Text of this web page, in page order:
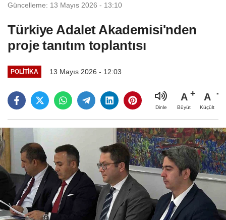
Güncelleme: 13 Mayıs 2026 - 13:10
Türkiye Adalet Akademisi'nden
proje tanıtım toplantısı
POLITIKA 13 Mayıs 2026 - 12:03
Dinle
A
Büyüt
A
Küçült